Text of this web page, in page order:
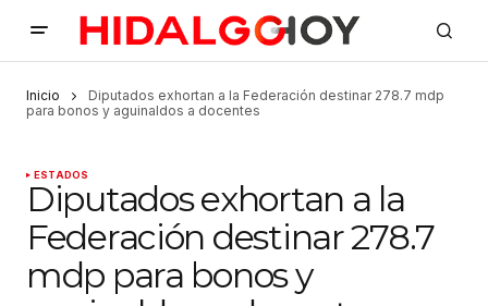
Inicio
Diputados exhortan a la Federación destinar 278.7 mdp
para bonos y aguinaldos a docentes
ESTADOS
Diputados exhortan a la
Federación destinar 278.7
mdp para bonos y